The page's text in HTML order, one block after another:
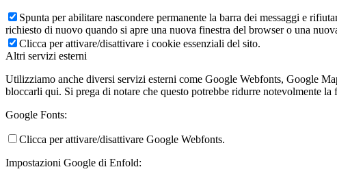
Spunta per abilitare nascondere permanente la barra dei messaggi e
richiesto di nuovo quando si apre una nuova finestra del browser o una
Clicca per attivare/disattivare i cookie essenziali del sito.
Altri servizi esterni
Utilizziamo anche diversi servizi esterni come Google Webfonts, Google
bloccarli qui. Si prega di notare che questo potrebbe ridurre notevolmente
Google Fonts:
Clicca per attivare/disattivare Google Webfonts.
Impostazioni Google di Enfold: